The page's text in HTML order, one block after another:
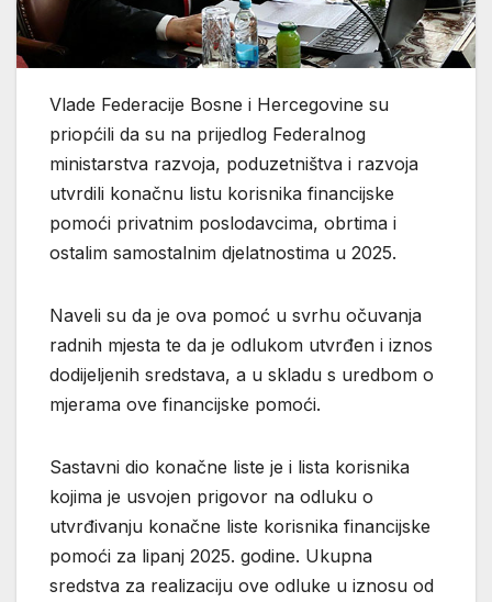
Vlade Federacije Bosne i Hercegovine su
priopćili da su na prijedlog Federalnog
ministarstva razvoja, poduzetništva i razvoja
utvrdili konačnu listu korisnika financijske
pomoći privatnim poslodavcima, obrtima i
ostalim samostalnim djelatnostima u 2025.
Naveli su da je ova pomoć u svrhu očuvanja
radnih mjesta te da je odlukom utvrđen i iznos
dodijeljenih sredstava, a u skladu s uredbom o
mjerama ove financijske pomoći.
Sastavni dio konačne liste je i lista korisnika
kojima je usvojen prigovor na odluku o
utvrđivanju konačne liste korisnika financijske
pomoći za lipanj 2025. godine. Ukupna
sredstva za realizaciju ove odluke u iznosu od